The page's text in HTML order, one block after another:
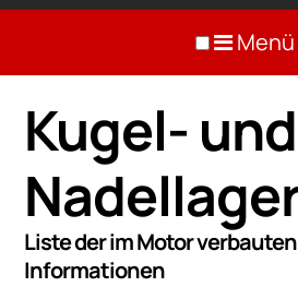
Menü
Kugel- und
Liste der im Motor
Informationen